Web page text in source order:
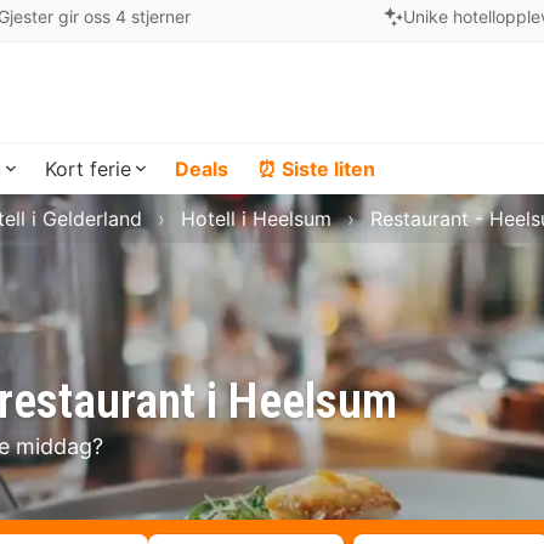
gir oss 4 stjerner Unike
Kort ferie Deals ⏰ Siste liten
i Heelsum
middag?
i Gelderland Hotell i Heelsum Restaurant -